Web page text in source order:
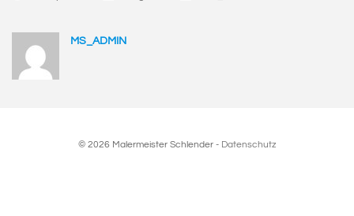
MS_ADMIN
© 2026 Malermeister Schlender - Datenschutz